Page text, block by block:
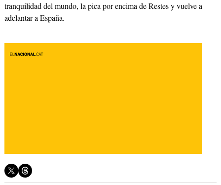
tranquilidad del mundo, la pica por encima de Restes y vuelve a
adelantar a España.